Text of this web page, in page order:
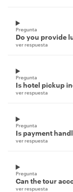
Pregunta
Do you provide
ver respuesta
Pregunta
Is hotel pickup
ver respuesta
Pregunta
Is payment
ver respuesta
Pregunta
Can the tour
ver respuesta